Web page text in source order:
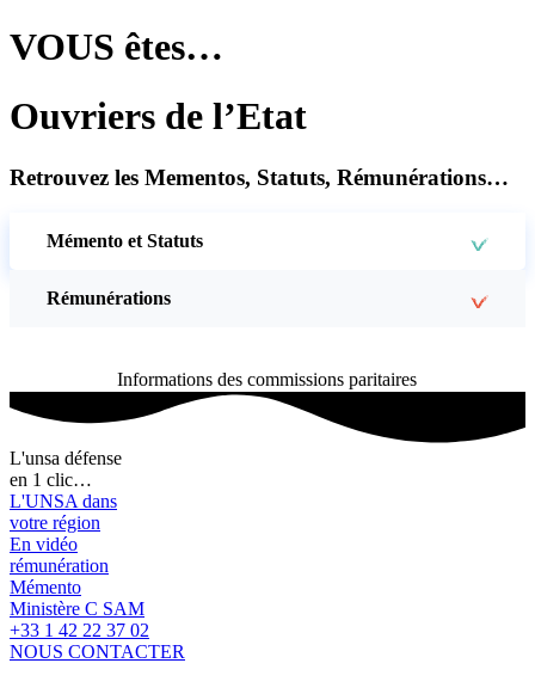
VOUS êtes…
Ouvriers de l’Etat
Retrouvez les Mementos, Statuts, Rémunérations…
Mémento et Statuts
Rémunérations
Informations des commissions paritaires
L'unsa défense
en 1 clic…
L'UNSA dans
votre région
En vidéo
rémunération
Mémento
Ministère C SAM
+33 1 42 22 37 02
NOUS CONTACTER